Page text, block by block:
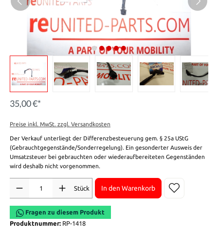
35,00 €*
Preise inkl. MwSt. zzgl. Versandkosten
Der Verkauf unterliegt der Differenzbesteuerung gem. § 25a UStG
(Gebrauchtgegenstände/Sonderregelung). Ein gesonderter Ausweis der
Umsatzsteuer bei gebrauchten oder wiederaufbereiteten Gegenständen
wird deshalb nicht vorgenommen.
Stück
In den Warenkorb
Fragen zu diesem Produkt
Produktnummer: RP-1418